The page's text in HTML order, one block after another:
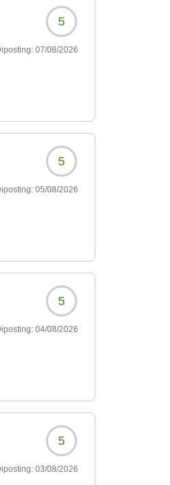
5
07/08/2026
5
05/08/2026
5
04/08/2026
5
03/08/2026